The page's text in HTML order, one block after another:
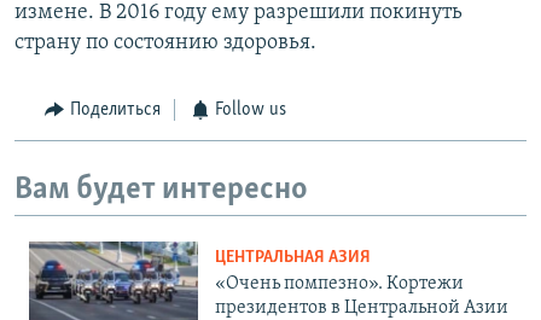
измене. В 2016 году ему разрешили покинуть
страну по состоянию здоровья.
Поделиться Follow us
Вам будет интересно
ЦЕНТРАЛЬНАЯ АЗИЯ
«Очень помпезно». Кортежи
президентов в Центральной Азии